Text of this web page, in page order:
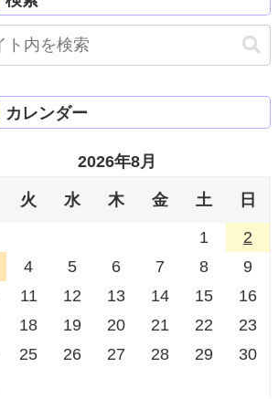
カレンダー
2026年8月
火 水 木 金 土 日
1
2
4 5 6 7 8
9
11 12 13 14 15
16
18 19 20 21 22
23
25 26 27 28 29
30